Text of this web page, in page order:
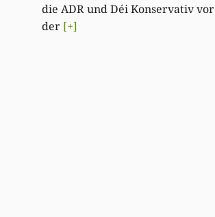
die ADR und Déi Konservativ vor
der [+]